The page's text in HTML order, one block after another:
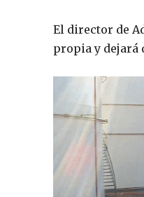
El director de
propia y dejará